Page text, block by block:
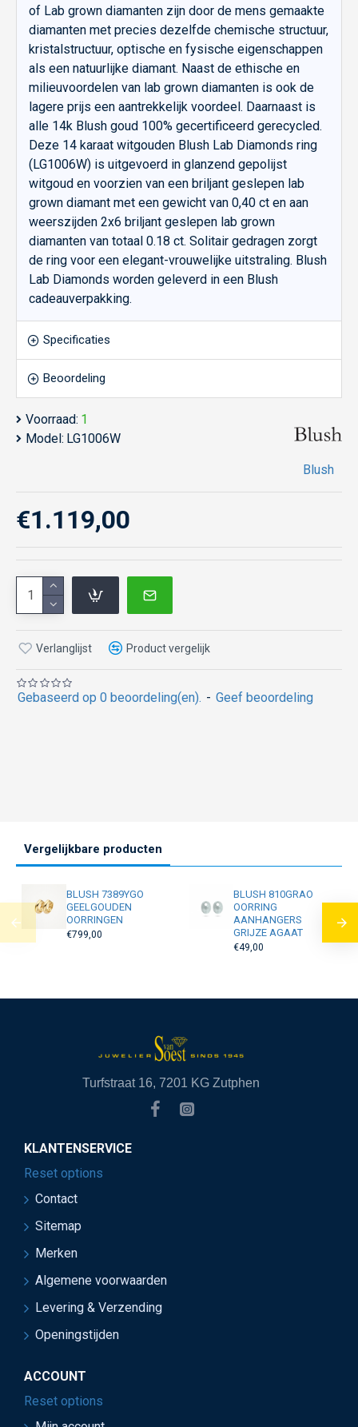
of Lab grown diamanten zijn door de mens gemaakte
diamanten met precies dezelfde chemische structuur,
kristalstructuur, optische en fysische eigenschappen
als een natuurlijke diamant. Naast de ethische en
milieuvoordelen van lab grown diamanten is ook de
lagere prijs een aantrekkelijk voordeel. Daarnaast is
alle 14k Blush goud 100% gecertificeerd gerecycled.
Deze 14 karaat witgouden Blush Lab Diamonds ring
(LG1006W) is uitgevoerd in glanzend gepolijst
witgoud en voorzien van een briljant geslepen lab
grown diamant met een gewicht van 0,40 ct en aan
weerszijden 2x6 briljant geslepen lab grown
diamanten van totaal 0.18 ct. Solitair gedragen zorgt
de ring voor een elegant-vrouwelijke uitstraling. Blush
Lab Diamonds worden geleverd in een Blush
cadeauverpakking.
Specificaties
Beoordeling
Voorraad: 1
Model: LG1006W
Blush
Gebaseerd op 0 beoordeling(en). - Geef beoordeling
€1.119,00
Verlanglijst Product vergelijk
Vergelijkbare producten
BLUSH 7389YGO
GEELGOUDEN
OORRINGEN
€799,00
BLUSH 810GRAO
OORRING
AANHANGERS
GRIJZE AGAAT
€49,00
Turfstraat 16, 7201 KG Zutphen
KLANTENSERVICE
Reset options
Contact
Sitemap
Merken
Algemene voorwaarden
Levering & Verzending
Openingstijden
ACCOUNT
Reset options